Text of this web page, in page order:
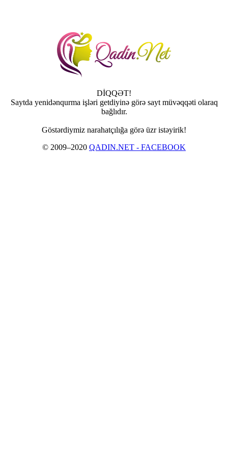
DİQQƏT!
Saytda yenidənqurma işləri getdiyinə görə sayt müvəqqəti olaraq
bağlıdır.
Göstərdiymiz narahatçılığa görə üzr istəyirik!
© 2009–2020 QADIN.NET - FACEBOOK